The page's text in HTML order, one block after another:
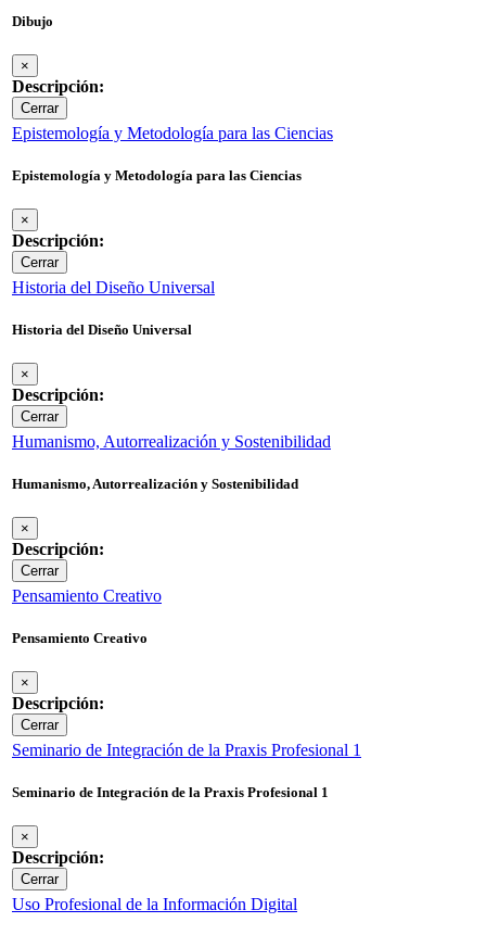
Dibujo
×
Descripción:
Cerrar
Epistemología y Metodología para las Ciencias
Epistemología y Metodología para las Ciencias
×
Descripción:
Cerrar
Historia del Diseño Universal
Historia del Diseño Universal
×
Descripción:
Cerrar
Humanismo, Autorrealización y Sostenibilidad
Humanismo, Autorrealización y Sostenibilidad
×
Descripción:
Cerrar
Pensamiento Creativo
Pensamiento Creativo
×
Descripción:
Cerrar
Seminario de Integración de la Praxis Profesional 1
Seminario de Integración de la Praxis Profesional 1
×
Descripción:
Cerrar
Uso Profesional de la Información Digital